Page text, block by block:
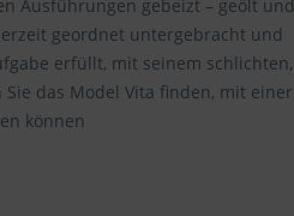
Ausführungen gebeizt – geölt und
geordnet untergebracht und
erfüllt, mit seinem schlichten,
das Model Vita finden, mit einer
können